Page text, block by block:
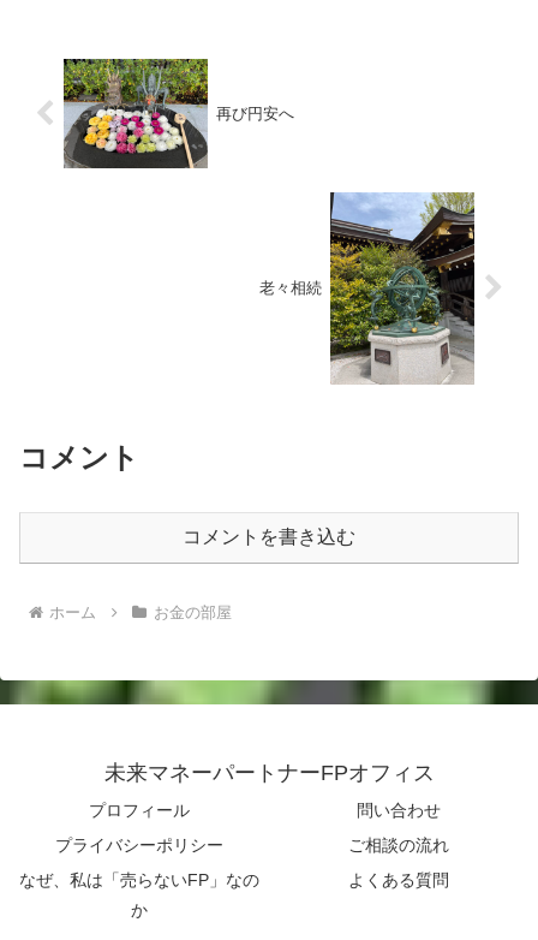
再び円安へ
老々相続
コメント
コメントを書き込む
ホーム お金の部屋
未来マネーパートナーFPオフィス
プロフィール
問い合わせ
プライバシーポリシー
ご相談の流れ
なぜ、私は「売らないFP」なの
か
よくある質問